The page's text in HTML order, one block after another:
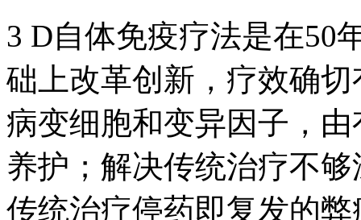
3 D自体免疫疗法是在50
础上改革创新，疗效确
病变细胞和变异因子，
养护；解决传统治疗不
传统治疗停药即复发的